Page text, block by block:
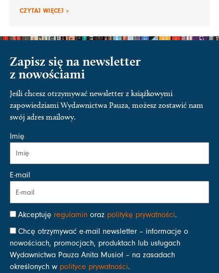
CZYTAJ WIĘCEJ »
Zapisz się na newsletter
z nowościami
Jeśli chcesz otrzymywać newsletter z książkowymi
zapowiedziami Wydawnictwa Pauza, możesz zostawić nam
swój adres mailowy.
Imię
E-mail
Akceptuję regulamin oraz politykę prywatności.
Chcę otrzymywać e-mail newsletter – informacje o
nowościach, promocjach, produktach lub usługach
Wydawnictwa Pauza Anita Musioł – na zasadach
określonych w polityce prywatności.